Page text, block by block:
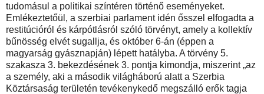
tudomásul a politikai színtéren történő eseményeket.
Emlékeztetőül, a szerbiai parlament idén ősszel elfogadta a
restitúcióról és kárpótlásról szóló törvényt, amely a kollektív
bűnösség elvét sugallja, és október 6-án (éppen a
magyarság gyásznapján) lépett hatályba. A törvény 5.
szakasza 3. bekezdésének 3. pontja kimondja, miszerint „az
a személy, aki a második világháború alatt a Szerbia
Köztársaság területén tevékenykedő megszálló erők tagja